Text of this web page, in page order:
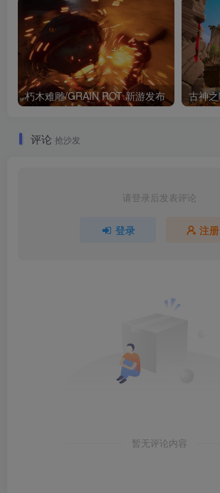
朽木难雕/GRAIN ROT 新游发布
评论 抢沙发
请登录后发表评论
登录 注册
暂无评论内容